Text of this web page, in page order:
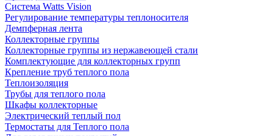
Система Watts Vision
Регулирование температуры теплоносителя
Демпферная лента
Коллекторные группы
Коллекторные группы из нержавеющей стали
Комплектующие для коллекторных групп
Крепление труб теплого пола
Теплоизоляция
Трубы для теплого пола
Шкафы коллекторные
Электрический теплый пол
Термостаты для Теплого пола